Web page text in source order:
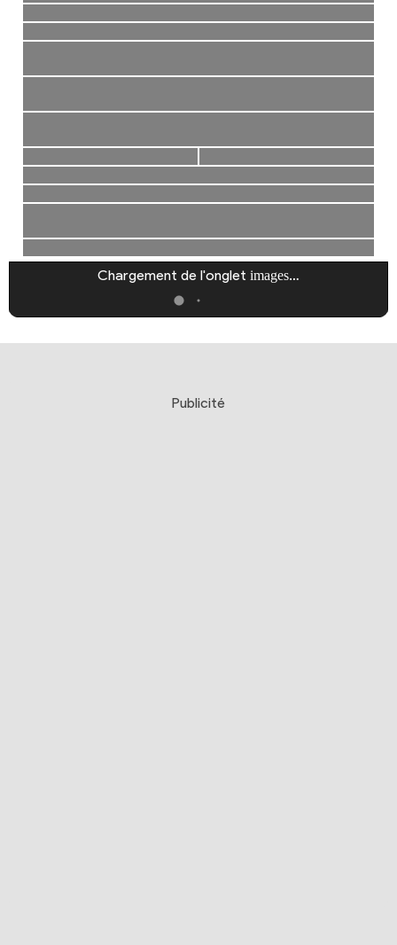
Chargement de l'onglet images…
Publicité